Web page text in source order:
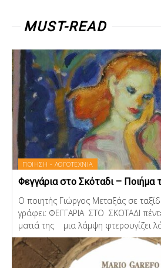
MUST-READ
ΠΟΙΗΣΗ - ΛΟΓΟΤΕΧΝΙΑ
Φεγγάρια στο Σκόταδι – Ποιήμα
Ο ποιητής Γιώργος Μεταξάς σε
γράφει: ΦΕΓΓΑΡΙΑ ΣΤΟ ΣΚΟΤΑΔΙ
ματιά της μια λάμψη φτερουγίζει